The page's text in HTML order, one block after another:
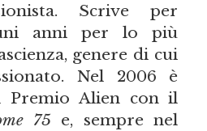
Scrive per
anni per lo più
genere di cui
Nel 2006 è
Premio Alien con il
75 e, sempre nel